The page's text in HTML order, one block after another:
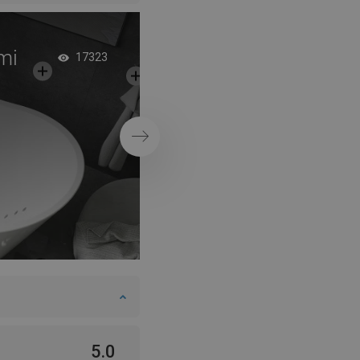
17323
Tęsti
5.0